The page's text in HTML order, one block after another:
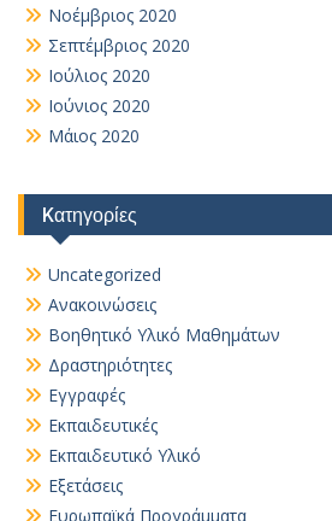
Νοέμβριος 2020
Σεπτέμβριος 2020
Ιούλιος 2020
Ιούνιος 2020
Μάιος 2020
Kατηγορίες
Uncategorized
Ανακοινώσεις
Βοηθητικό Yλικό Mαθημάτων
Δραστηριότητες
Εγγραφές
Εκπαιδευτικές
Εκπαιδευτικό Υλικό
Εξετάσεις
Ευρωπαϊκά Προγράμματα